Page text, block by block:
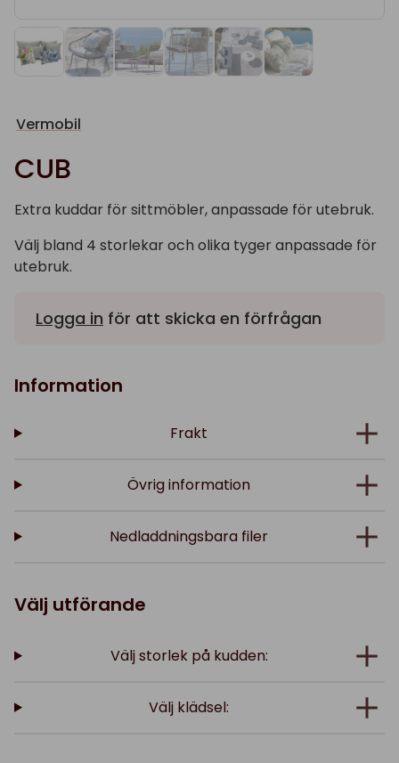
Vermobil
CUB
Extra kuddar för sittmöbler, anpassade för utebruk.
Välj bland 4 storlekar och olika tyger anpassade för
utebruk.
Logga in för att skicka en förfrågan
Information
Frakt
Övrig information
Nedladdningsbara filer
Välj utförande
Välj storlek på kudden:
Välj klädsel: